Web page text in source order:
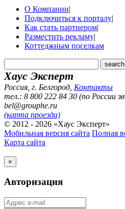
О Компании|
Подключиться к порталу|
Как стать партнером|
Разместить рекламу|
Коттеджным поселкам
Хаус Эксперт
Россия, г. Белгород Контакты
тел.: 8 800 222 84 30 (по России
bel@grouphe.ru
(карта проезда)
© 2012 - 2026 «Хаус Эксперт»
Мобильная версия сайта Полная
Карта сайта
×
Авторизация